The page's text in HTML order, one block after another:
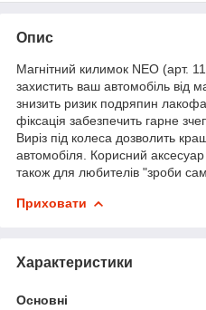
Опис
Магнітний килимок NEO (арт.
захистить ваш автомобіль від
знизить ризик подряпин
фіксація забезпечить гарне
Виріз під колеса дозволить
автомобіля. Корисний
також для любителів "зроби
Приховати
Характеристики
Основні